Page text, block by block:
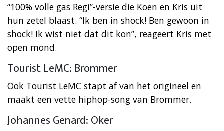
“100% volle gas Regi”-versie die Koen en Kris uit
hun zetel blaast. “Ik ben in shock! Ben gewoon in
shock! Ik wist niet dat dit kon”, reageert Kris met
open mond.
Tourist LeMC: Brommer
Ook Tourist LeMC stapt af van het origineel en
maakt een vette hiphop-song van Brommer.
Johannes Genard: Oker